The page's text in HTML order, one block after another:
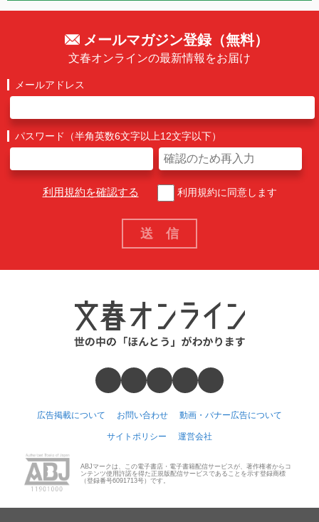
メールマガジン登録（無料）
文春オンラインの最新情報をお届け
メールアドレス
パスワード（半角英数6文字以上12文字以下）
利用規約を確認する 利用規約に同意します
広告掲載について お問い合わせ 動画・バナー広告について
サイトポリシー 運営会社
ABJマークは、この電子書店・電子書籍配信サービスが、著作権者からコ
ンテンツ使用許諾を得た正規版配信サービスであることを示す登録商標
（登録番号6091713号）です。